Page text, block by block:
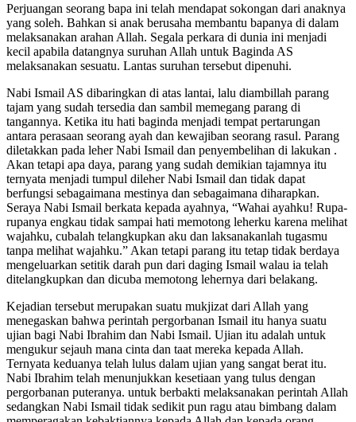
Perjuangan seorang bapa ini telah mendapat sokongan dari anaknya
yang soleh. Bahkan si anak berusaha membantu bapanya di dalam
melaksanakan arahan Allah. Segala perkara di dunia ini menjadi
kecil apabila datangnya suruhan Allah untuk Baginda AS
melaksanakan sesuatu. Lantas suruhan tersebut dipenuhi.
Nabi Ismail AS dibaringkan di atas lantai, lalu diambillah parang
tajam yang sudah tersedia dan sambil memegang parang di
tangannya. Ketika itu hati baginda menjadi tempat pertarungan
antara perasaan seorang ayah dan kewajiban seorang rasul. Parang
diletakkan pada leher Nabi Ismail dan penyembelihan di lakukan .
Akan tetapi apa daya, parang yang sudah demikian tajamnya itu
ternyata menjadi tumpul dileher Nabi Ismail dan tidak dapat
berfungsi sebagaimana mestinya dan sebagaimana diharapkan.
Seraya Nabi Ismail berkata kepada ayahnya, “Wahai ayahku! Rupa-
rupanya engkau tidak sampai hati memotong leherku karena melihat
wajahku, cubalah telangkupkan aku dan laksanakanlah tugasmu
tanpa melihat wajahku.” Akan tetapi parang itu tetap tidak berdaya
mengeluarkan setitik darah pun dari daging Ismail walau ia telah
ditelangkupkan dan dicuba memotong lehernya dari belakang.
Kejadian tersebut merupakan suatu mukjizat dari Allah yang
menegaskan bahwa perintah pergorbanan Ismail itu hanya suatu
ujian bagi Nabi Ibrahim dan Nabi Ismail. Ujian itu adalah untuk
mengukur sejauh mana cinta dan taat mereka kepada Allah.
Ternyata keduanya telah lulus dalam ujian yang sangat berat itu.
Nabi Ibrahim telah menunjukkan kesetiaan yang tulus dengan
pergorbanan puteranya. untuk berbakti melaksanakan perintah Allah
sedangkan Nabi Ismail tidak sedikit pun ragu atau bimbang dalam